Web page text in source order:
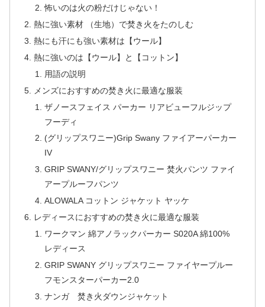
怖いのは火の粉だけじゃない！
熱に強い素材 （生地）で焚き火をたのしむ
熱にも汗にも強い素材は【ウール】
熱に強いのは【ウール】と【コットン】
用語の説明
メンズにおすすめの焚き火に最適な服装
ザノースフェイス パーカー リアビューフルジップ
フーディ
(グリップスワニー)Grip Swany ファイアーパーカー
IV
GRIP SWANY/グリップスワニー 焚火パンツ ファイ
アープルーフパンツ
ALOWALA コットン ジャケット ヤッケ
レディースにおすすめの焚き火に最適な服装
ワークマン 綿アノラックパーカー S020A 綿100%
レディース
GRIP SWANY グリップスワニー ファイヤープルー
フモンスターパーカー2.0
ナンガ 焚き火ダウンジャケット